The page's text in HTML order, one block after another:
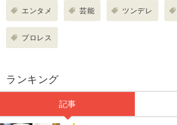
エンタメ 芸能 ツンデレ
プロレス
ランキング
記事